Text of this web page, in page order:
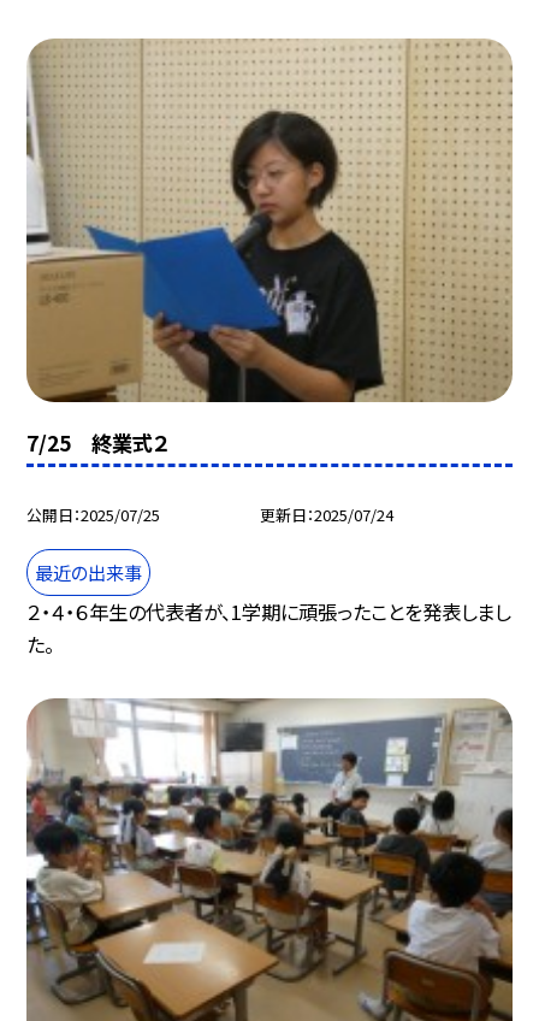
7/25 終業式２
公開日 2025/07/25 更新日 2025/07/24
最近の出来事
２・４・６年生の代表者が、1学期に頑張ったことを発表しまし
た。